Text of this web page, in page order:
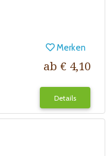
Merken
ab € 4,10
Details